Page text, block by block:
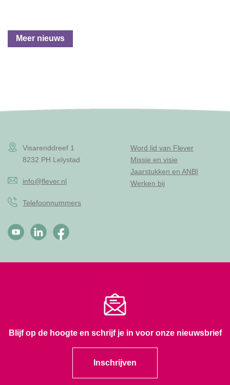
Meer nieuws
Visarenddreef 1
8232 PH Lelystad
info@flever.nl
Telefoonnummers
Word lid van Flever
Missie en visie
Jaarstukken en ANBI
Werken bij
Blijf op de hoogte en schrijf je in voor onze nieuwsbrief
Inschrijven